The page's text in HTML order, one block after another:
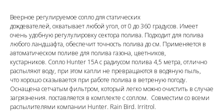
Веерное регулируемое сопло для статических
дождевателей, охватывает любой угол, от 0 до 360 градусов. Имеет
очень удобную регулулировку сектора полива. Подходит для полива
любого ландшафта, обеспечит точность полива до см. Применяется в
автоматическом поливе для полива газона, цветников,
кустарников. Сопло Hunter 15A с радиусом полива 4,5 метра, отлично
распыляют воду, при этом капли не превращаются в водяную пыль,
что хорошо сказывается при работе полива в ветреную погоду.
Оснащена сетчатым фильтром, который легко можно очистить в случае
загрязнения. поставляется в комплекте с соплом. Совместим со всеми
распылителями компании Hunter. Rain Bird. Irritrol.